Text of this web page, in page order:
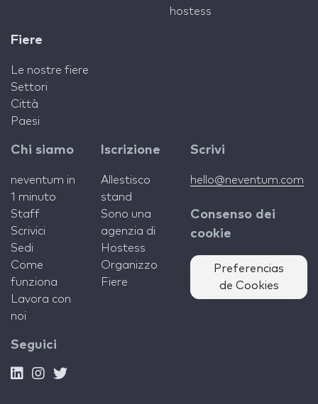
hostess
Fiere
Le nostre fiere
Settori
Città
Paesi
Chi siamo
neventum in
1 minuto
Staff
Scrivici
Sedi
Come
funziona
Lavora con
noi
Iscrizione
Allestisco
stand
Sono una
agenzia di
Hostess
Organizzo
Fiere
Scrivi
hello@neventum.com
Consenso dei
cookie
Preferencias
de Cookies
Seguici